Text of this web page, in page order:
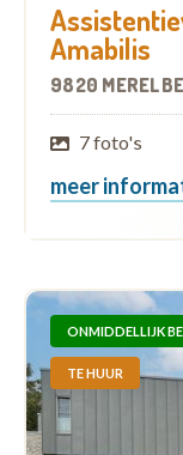
Amabilis
9820
7 foto's
meer
ONMIDDELLIJK
TE HUUR